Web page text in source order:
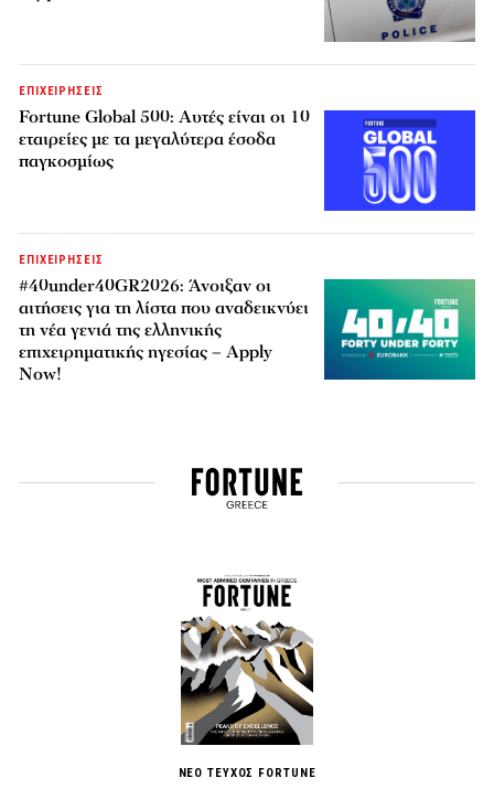
ΕΠΙΧΕΙΡΗΣΕΙΣ
Fortune Global 500: Αυτές είναι οι 10
εταιρείες με τα μεγαλύτερα έσοδα
παγκοσμίως
ΕΠΙΧΕΙΡΗΣΕΙΣ
#40under40GR2026: Άνοιξαν οι
αιτήσεις για τη λίστα που αναδεικνύει
τη νέα γενιά της ελληνικής
επιχειρηματικής ηγεσίας – Apply
Now!
ΝΕΟ ΤΕΥΧΟΣ FORTUNE